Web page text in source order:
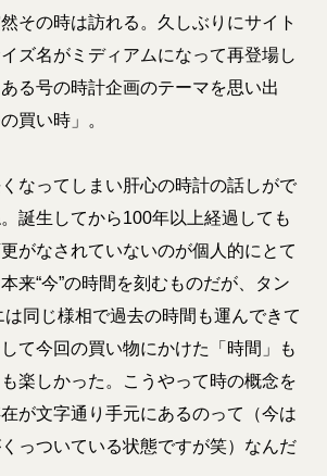
その時は訪れる。久しぶりにサイト
ズ名がミディアムになって再登場し
る号の時計企画のテーマを思い出
買い時」。
なってしまい肝心の時計の話しがで
誕生してから100年以上経過しても
がなされていないのが個人的にとて
来“今”の時間を刻むものだが、タン
は同じ様相で過去の時間も運んできて
て今回の買い物にかけた「時間」も
楽しかった。こうやって時の概念を
が文字通り手元にあるのって（今は
っついている状態ですが笑）なんだ